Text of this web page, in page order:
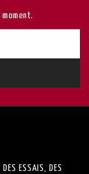
ESSAIS, DES